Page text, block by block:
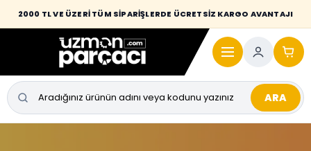
2000 TL VE ÜZERİ TÜM SİPARİŞLERDE ÜCRETSİZ KARGO AVANTAJI
ARA